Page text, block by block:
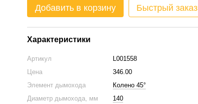
Добавить в корзину Быстрый заказ
Характеристики
Артикул
L001558
Цена
346.00
Элемент дымохода
Колено 45°
Диаметр дымохода, мм
140